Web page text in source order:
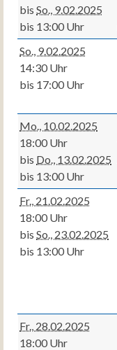
bis So., 9.02.2025
bis 13:00 Uhr
So., 9.02.2025
14:30 Uhr
bis 17:00 Uhr
Mo., 10.02.2025
18:00 Uhr
bis Do., 13.02.2025
bis 13:00 Uhr
Fr., 21.02.2025
18:00 Uhr
bis So., 23.02.2025
bis 13:00 Uhr
Fr., 28.02.2025
18:00 Uhr